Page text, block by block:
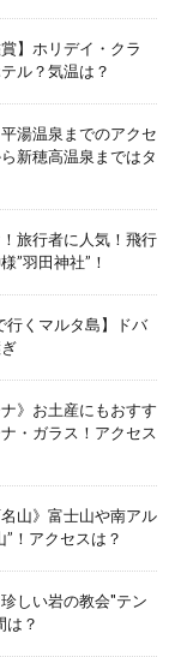
】ホリデイ・クラ
ル？気温は？
湯温泉までのアクセ
新穂高温泉まではタ
旅行者に人気！飛行
”羽田神社”！
行くマルタ島】ドバ
》お土産にもおすす
・ガラス！アクセス
山》富士山や南アル
！アクセスは？
しい岩の教会"テン
は？